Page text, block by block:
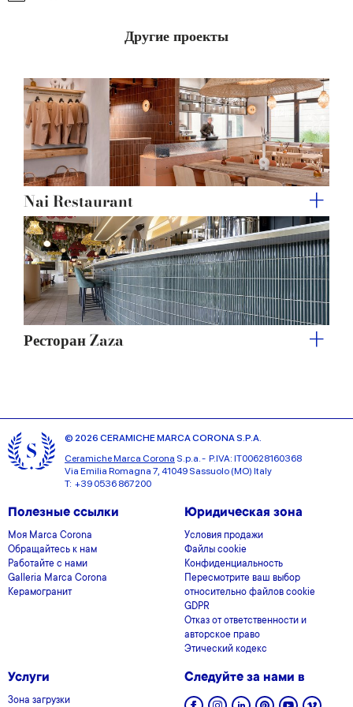
Другие проекты
Nai Restaurant
Ресторан Zaza
© 2026 CERAMICHE MARCA CORONA S.P.A.
Ceramiche Marca Corona S.p.a. - P.IVA: IT00628160368
Via Emilia Romagna 7, 41049 Sassuolo (MO) Italy
T: +39 0536 867200
Полезные ссылки
Моя Marca Corona
Обращайтесь к нам
Работайте с нами
Galleria Marca Corona
Керамогранит
Юридическая зона
Условия продажи
Файлы cookie
Конфиденциальность
Пересмотрите ваш выбор
относительно файлов cookie
GDPR
Отказ от ответственности и
авторское право
Этический кодекс
Услуги
Зона загрузки
Следуйте за нами в